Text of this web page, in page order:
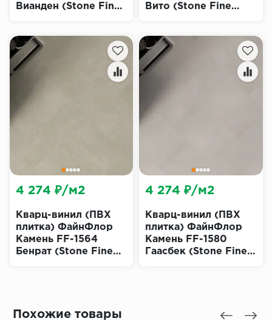
Вианден (Stone Fine
Вито (Stone Fine
Кварц-винил (ПВХ
плитка) ФайнФлор
Камень FF-1564
Бенрат (Stone Fine
4 274 ₽/м2
Кварц-винил (ПВХ
плитка) ФайнФлор
Камень FF-1580
Гаасбек (Stone Fine
4 274 ₽/м2
Похожие товары